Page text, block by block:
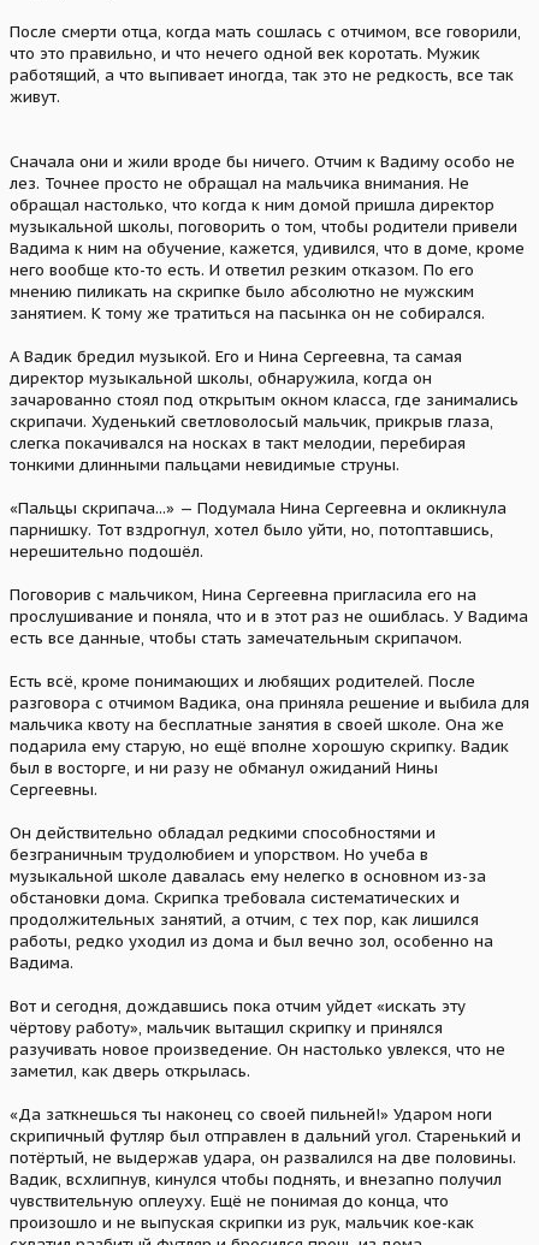
После смерти отца, когда мать сошлась с отчимом, все говорили,
что это правильно, и что нечего одной век коротать. Мужик
работящий, а что выпивает иногда, так это не редкость, все так
живут.
Сначала они и жили вроде бы ничего. Отчим к Вадиму особо не
лез. Точнее просто не обращал на мальчика внимания. Не
обращал настолько, что когда к ним домой пришла директор
музыкальной школы, поговорить о том, чтобы родители привели
Вадима к ним на обучение, кажется, удивился, что в доме, кроме
него вообще кто-то есть. И ответил резким отказом. По его
мнению пиликать на скрипке было абсолютно не мужским
занятием. К тому же тратиться на пасынка он не собирался.
А Вадик бредил музыкой. Его и Нина Сергеевна, та самая
директор музыкальной школы, обнаружила, когда он
зачарованно стоял под открытым окном класса, где занимались
скрипачи. Худенький светловолосый мальчик, прикрыв глаза,
слегка покачивался на носках в такт мелодии, перебирая
тонкими длинными пальцами невидимые струны.
«Пальцы скрипача...» — Подумала Нина Сергеевна и окликнула
парнишку. Тот вздрогнул, хотел было уйти, но, потоптавшись,
нерешительно подошёл.
Поговорив с мальчиком, Нина Сергеевна пригласила его на
прослушивание и поняла, что и в этот раз не ошиблась. У Вадима
есть все данные, чтобы стать замечательным скрипачом.
Есть всё, кроме понимающих и любящих родителей. После
разговора с отчимом Вадика, она приняла решение и выбила для
мальчика квоту на бесплатные занятия в своей школе. Она же
подарила ему старую, но ещё вполне хорошую скрипку. Вадик
был в восторге, и ни разу не обманул ожиданий Нины
Сергеевны.
Он действительно обладал редкими способностями и
безграничным трудолюбием и упорством. Но учеба в
музыкальной школе давалась ему нелегко в основном из-за
обстановки дома. Скрипка требовала систематических и
продолжительных занятий, а отчим, с тех пор, как лишился
работы, редко уходил из дома и был вечно зол, особенно на
Вадима.
Вот и сегодня, дождавшись пока отчим уйдет «искать эту
чёртову работу», мальчик вытащил скрипку и принялся
разучивать новое произведение. Он настолько увлекся, что не
заметил, как дверь открылась.
«Да заткнешься ты наконец со своей пильней!» Ударом ноги
скрипичный футляр был отправлен в дальний угол. Старенький и
потёртый, не выдержав удара, он развалился на две половины.
Вадик, всхлипнув, кинулся чтобы поднять, и внезапно получил
чувствительную оплеуху. Ещё не понимая до конца, что
произошло и не выпуская скрипки из рук, мальчик кое-как